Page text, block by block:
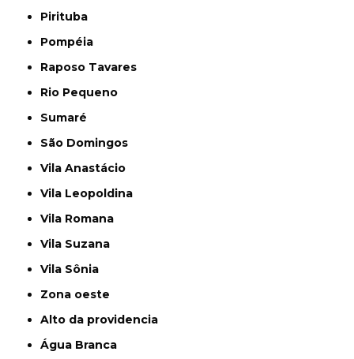
Pirituba
Pompéia
Raposo Tavares
Rio Pequeno
Sumaré
São Domingos
Vila Anastácio
Vila Leopoldina
Vila Romana
Vila Suzana
Vila Sônia
Zona oeste
alto da providencia
Água Branca